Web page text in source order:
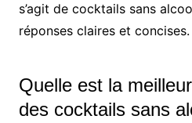
s’agit de cocktails sans
réponses claires et concises.
Quelle est la
des cocktails sans